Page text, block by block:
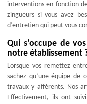
interventions en fonction
zingueurs si vous avez
d’entretien qui peut vous
Qui s’occupe de
notre établissement
Lorsque vos remettez
sachez qu’une équipe de
travaux y afférents. Nos
Effectivement, ils ont